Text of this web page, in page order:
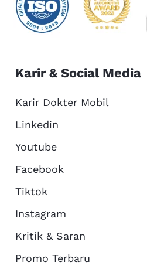
Karir & Social Media
Karir Dokter Mobil
Linkedin
Youtube
Facebook
Tiktok
Instagram
Kritik & Saran
Promo Terbaru